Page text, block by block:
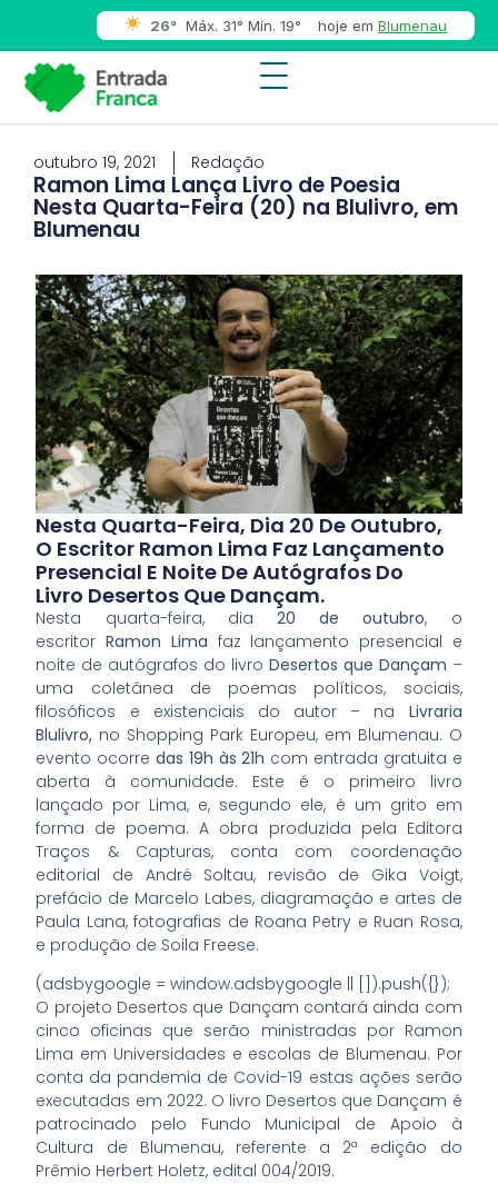
26° Máx. 31° Mín. 19° hoje em Blumenau
outubro 19, 2021 Redação
Ramon Lima Lança Livro de Poesia
Nesta Quarta-Feira (20) na Blulivro, em
Blumenau
Nesta Quarta-Feira, Dia 20 De Outubro,
O Escritor Ramon Lima Faz Lançamento
Presencial E Noite De Autógrafos Do
Livro Desertos Que Dançam.
Nesta quarta-feira, dia 20 de outubro, o
escritorRamon Lima faz lançamento presencial e
noite de autógrafos do livro Desertos que Dançam –
uma coletânea de poemas políticos, sociais,
filosóficos e existenciais do autor – na Livraria
Blulivro, no Shopping Park Europeu, em Blumenau. O
evento ocorredas 19h às 21h com entrada gratuita e
aberta à comunidade. Este é o primeiro livro
lançado por Lima, e, segundo ele, é um grito em
forma de poema. A obra produzida pela Editora
Traços & Capturas, conta com coordenação
editorial de André Soltau, revisão de Gika Voigt,
prefácio de Marcelo Labes, diagramação e artes de
Paula Lana, fotografias de Roana Petry e Ruan Rosa,
e produção de Soila Freese.
(adsbygoogle = window.adsbygoogle || []).push({});
O projeto Desertos que Dançam contará ainda com
cinco oficinas que serão ministradas por Ramon
Lima em Universidades e escolas de Blumenau. Por
conta da pandemia de Covid-19 estas ações serão
executadas em 2022. O livro Desertos que Dançam é
patrocinado pelo Fundo Municipal de Apoio à
Cultura de Blumenau, referente a 2ª edição do
Prêmio Herbert Holetz, edital 004/2019.